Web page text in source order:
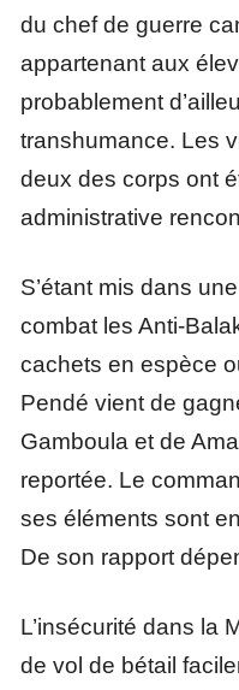
du chef de guerre
appartenant aux
probablement
transhumance. Les
deux des corps ont
administrative
S’étant mis dans
combat les Anti-
cachets en espèce
Pendé vient de
Gamboula et de
reportée. Le
ses éléments sont
De son rapport
L’insécurité dans la
de vol de bétail